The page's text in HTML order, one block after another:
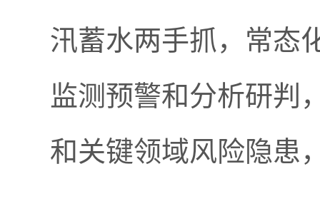
汛蓄水两手抓，常态
监测预警和分析研判
和关键领域风险隐患